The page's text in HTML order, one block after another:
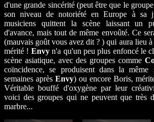
d'une grande sincérité (peut être que le
son niveau de notoriété en Europe à sa
musiciens quittent la scène laissant un
d'avance, mais tout de même envoûté. Ce
(mauvais goût vous avez dit ? ) qui aura lieu à
mérité ! Envyn'a qu'un peu plus enfoncé le
scène asiatique, avec des groupes comme
coïncidence, se produisent dans la même
semaines après Envy) ou encore Boris,
Véritable bouffé d'oxygène par leur
voici des groupes qui ne peuvent que très
marbre...